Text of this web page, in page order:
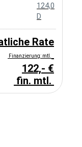
124,0
D
Rate
Finanzierung: mtl.
122,- €
fin. mtl.